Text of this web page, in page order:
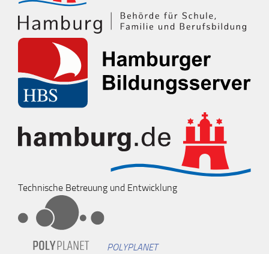
Technische Betreuung und Entwicklung
POLYPLANET